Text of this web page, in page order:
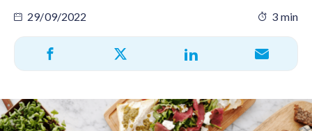
29/09/2022 3 min